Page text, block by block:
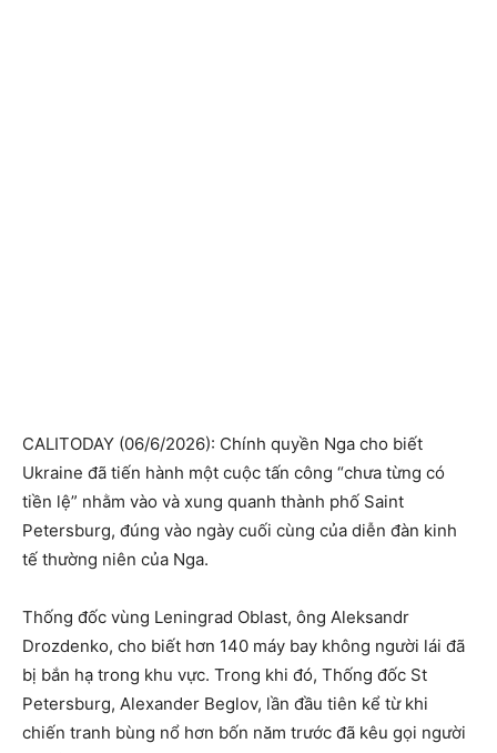
CALITODAY (06/6/2026): Chính quyền Nga cho biết
Ukraine đã tiến hành một cuộc tấn công “chưa từng có
tiền lệ” nhằm vào và xung quanh thành phố Saint
Petersburg, đúng vào ngày cuối cùng của diễn đàn kinh
tế thường niên của Nga.
Thống đốc vùng Leningrad Oblast, ông Aleksandr
Drozdenko, cho biết hơn 140 máy bay không người lái đã
bị bắn hạ trong khu vực. Trong khi đó, Thống đốc St
Petersburg, Alexander Beglov, lần đầu tiên kể từ khi
chiến tranh bùng nổ hơn bốn năm trước đã kêu gọi người